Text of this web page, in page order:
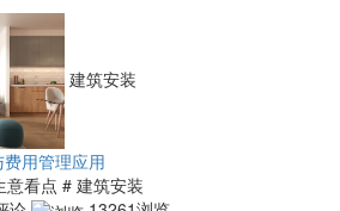
建筑安装
用管理应用
意看点 # 建筑安装